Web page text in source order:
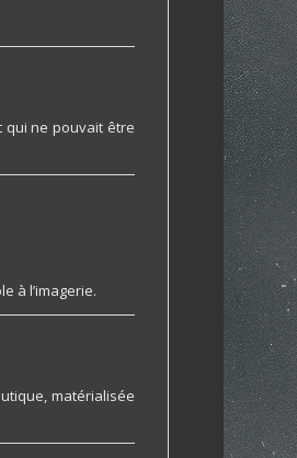
qui ne pouvait être
à l’imagerie.
matérialisée